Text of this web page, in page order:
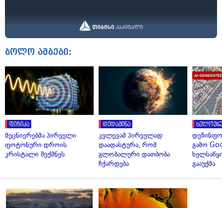
ბოლო ამბები:
ფიზიკა
მეცნიერებმა პირველი
ფოტონური დროის
კრისტალი შექმნეს
დედამიწა
კვლევამ პირველად
დაადასტურა, რომ
გლობალური დათბობა
ჩქარდება
გამო
გააუქმა